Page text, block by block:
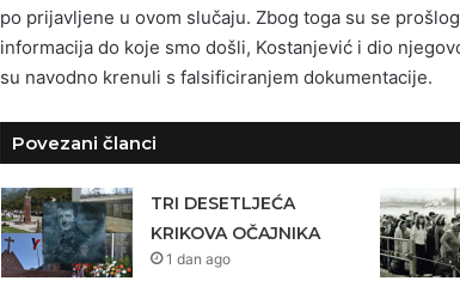
po prijavljene u ovom slučaju. Zbog toga su se
informacija do koje smo došli, Kostanjević i dio
su navodno krenuli s falsificiranjem dokumentacije.
Povezani članci
TRI DESETLJEĆA
KRIKOVA OČAJNIKA
1 dan ago